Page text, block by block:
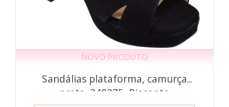
NOVO PRODUTO
Sandálias plataforma, camurça
preta, 240275, Piesanto